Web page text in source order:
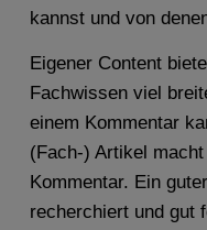
kannst und von
Eigener Content
Fachwissen viel
einem Kommentar
(Fach-) Artikel
Kommentar. Ein
recherchiert und gut